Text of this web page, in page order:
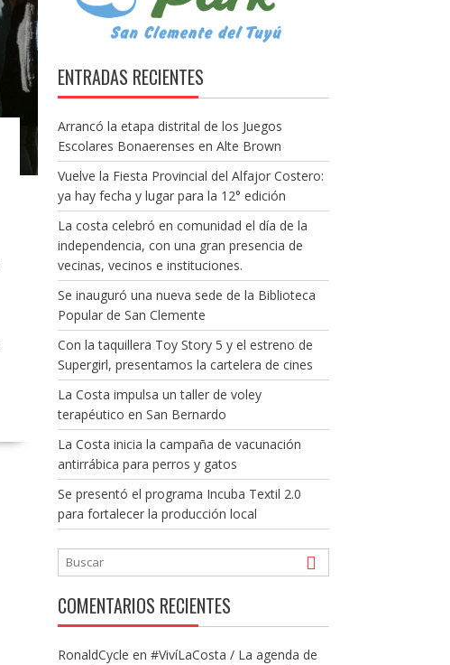
ENTRADAS RECIENTES
Arrancó la etapa distrital de los Juegos
Escolares Bonaerenses en Alte Brown
Vuelve la Fiesta Provincial del Alfajor Costero:
ya hay fecha y lugar para la 12° edición
La costa celebró en comunidad el día de la
independencia, con una gran presencia de
vecinas, vecinos e instituciones.
Se inauguró una nueva sede de la Biblioteca
Popular de San Clemente
Con la taquillera Toy Story 5 y el estreno de
Supergirl, presentamos la cartelera de cines
La Costa impulsa un taller de voley
terapéutico en San Bernardo
La Costa inicia la campaña de vacunación
antirrábica para perros y gatos
Se presentó el programa Incuba Textil 2.0
para fortalecer la producción local
COMENTARIOS RECIENTES
RonaldCycle en #VivíLaCosta / La agenda de